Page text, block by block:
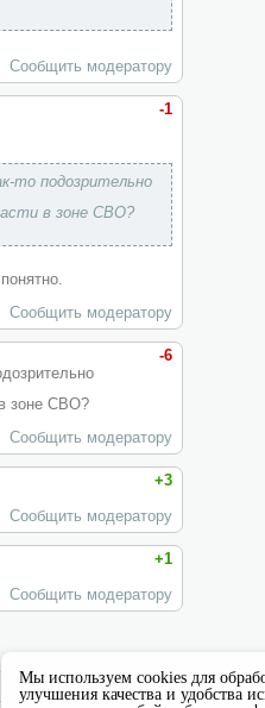
Сообщить модератору
-1
то подозрительно
в зоне СВО?
Сообщить модератору
-6
в зоне СВО?
Сообщить модератору
+3
Сообщить модератору
+1
Сообщить модератору
Мы используем cookies для
улучшения качества и удобства